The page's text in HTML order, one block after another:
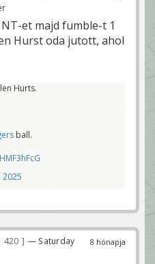
et majd fumble-t 1
Hurst oda jutott, ahol
Hurts.
ball.
2025
8 hónapja
420
— Saturday